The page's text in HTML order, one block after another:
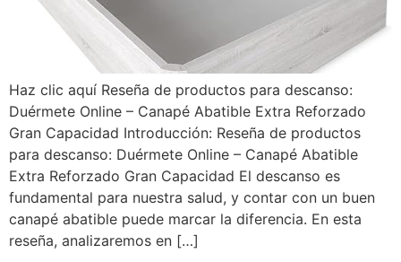
Haz clic aquí Reseña de productos para descanso:
Duérmete Online – Canapé Abatible Extra Reforzado
Gran Capacidad Introducción: Reseña de productos
para descanso: Duérmete Online – Canapé Abatible
Extra Reforzado Gran Capacidad El descanso es
fundamental para nuestra salud, y contar con un buen
canapé abatible puede marcar la diferencia. En esta
reseña, analizaremos en […]